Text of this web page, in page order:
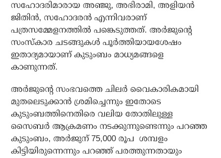
സഹോദരിമാരായ അഞ്ജു, അഭിരാമി, അളിയന്‍
ജിതിന്‍, സഹോദരന്‍ എന്നിവരാണ്
പത്രസമ്മേളനത്തില്‍ പങ്കെടുത്തത്. അര്‍ജുന്റെ
സംസ്‌കാര ചടങ്ങുകള്‍ പൂര്‍ത്തിയായശേഷം
ഇതാദ്യമായാണ് കുടുംബം മാധ്യമങ്ങളെ
കാണുന്നത്.
അര്‍ജുന്റെ സംഭവത്തെ ചിലര്‍ വൈകാരികമായി
മുതലെടുക്കാന്‍ ശ്രമിച്ചെന്നും ഇതോടെ
കുടുംബത്തിനെതിരെ വലിയ തോതിലുള്ള
സൈബര്‍ ആക്രമണം നടക്കുന്നുണ്ടെന്നും പറഞ്ഞ
കുടുംബം, അര്‍ജുന് 75,000 രൂപ ശമ്പളം
കിട്ടിയിരുന്നെന്നും പറഞ്ഞ് പരത്തുന്നതായും